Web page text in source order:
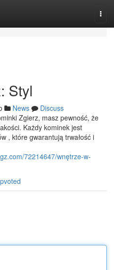
Styl
News
Discuss
Zgierz, masz pewność, że
Każdy kominek jest
, które gwarantują trwałość i
72214647/wnętrze-w-